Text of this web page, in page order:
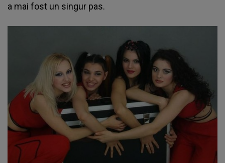
a mai fost un singur pas.